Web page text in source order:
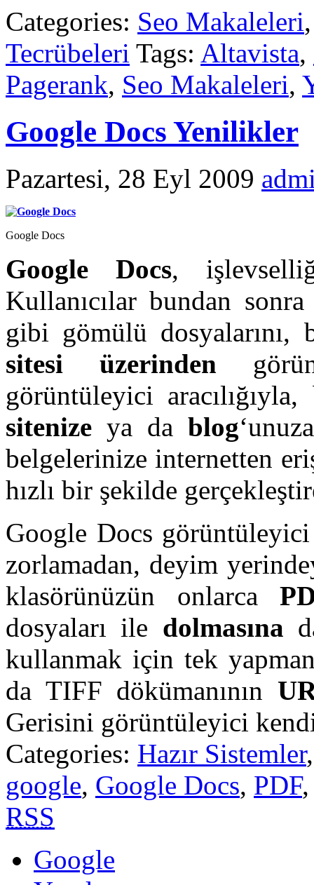
Categories: Seo Makaleleri
Tecrübeleri Tags: Altavista,
Pagerank, Seo Makaleleri,
Google Docs Yenilikler
Pazartesi, 28 Eyl 2009
Google Docs
Google Docs,
Kullanıcılar bundan
gibi gömülü dosyalarını,
sitesi üzerinden
görüntüleyici
sitenize ya da blog
belgelerinize internetten
hızlı bir şekilde
Google Docs
zorlamadan, deyim
klasörünüzün onlarca
dosyaları ile dolmasına
kullanmak için tek
da TIFF dökümanının
Gerisini görüntüleyici
Categories: Hazır Sistemler
google, Google Docs, PDF
RSS
Google